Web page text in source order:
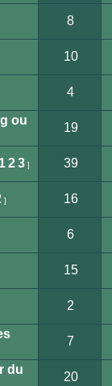
8
10
4
ou
19
1 2 3] 39
] 16
6
15
2
7
du
20